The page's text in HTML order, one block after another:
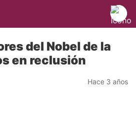
del Nobel de la
en reclusión
Hace 3 años